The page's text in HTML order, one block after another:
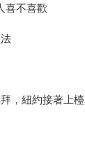
喜不喜歡
，紐約接著上檯